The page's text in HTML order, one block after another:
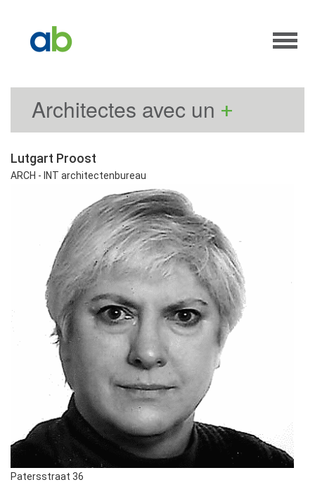
Architectes avec un +
Lutgart Proost
ARCH - INT architectenbureau
Patersstraat 36